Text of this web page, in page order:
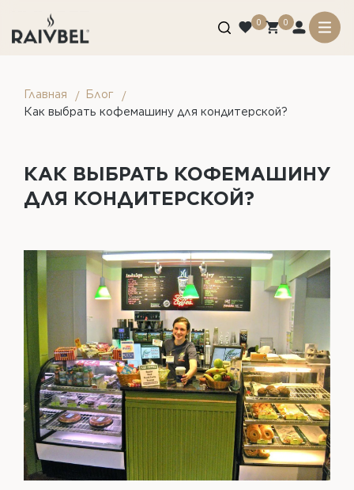
0 0
Главная
Блог
Как выбрать кофемашину для кондитерской?
КАК ВЫБРАТЬ КОФЕМАШИНУ
ДЛЯ КОНДИТЕРСКОЙ?